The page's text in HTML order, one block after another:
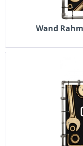
Wand